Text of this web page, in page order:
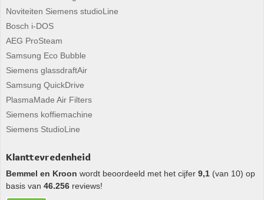
Noviteiten Siemens studioLine
Bosch i-DOS
AEG ProSteam
Samsung Eco Bubble
Siemens glassdraftAir
Samsung QuickDrive
PlasmaMade Air Filters
Siemens koffiemachine
Siemens StudioLine
Klanttevredenheid
Bemmel en Kroon wordt beoordeeld met het cijfer 9,1 (van 10) op
basis van 46.256 reviews!